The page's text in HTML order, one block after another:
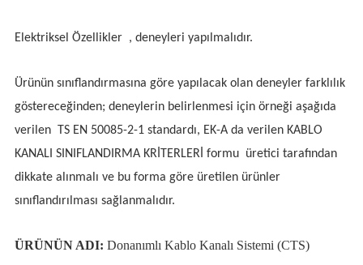
Elektriksel Özellikler , deneyleri yapılmalıdır.
Ürünün sınıflandırmasına göre yapılacak olan deneyler farklılık
göstereceğinden; deneylerin belirlenmesi için örneği aşağıda
verilen TS EN 50085-2-1 standardı, EK-A da verilen KABLO
KANALI SINIFLANDIRMA KRİTERLERİ formu üretici tarafından
dikkate alınmalı ve bu forma göre üretilen ürünler
sınıflandırılması sağlanmalıdır.
ÜRÜNÜN ADI: Donanımlı Kablo Kanalı Sistemi (CTS)